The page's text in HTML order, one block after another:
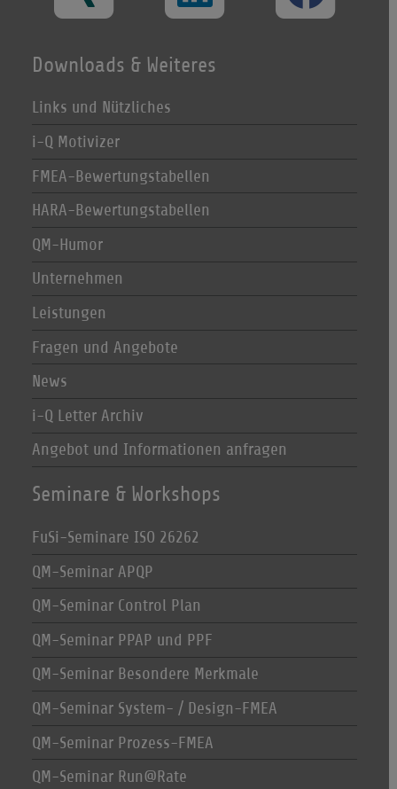
Downloads & Weiteres
Links und Nützliches
i-Q Motivizer
FMEA-Bewertungstabellen
HARA-Bewertungstabellen
QM-Humor
Unternehmen
Leistungen
Fragen und Angebote
News
i-Q Letter Archiv
Angebot und Informationen anfragen
Seminare & Workshops
FuSi-Seminare ISO 26262
QM-Seminar APQP
QM-Seminar Control Plan
QM-Seminar PPAP und PPF
QM-Seminar Besondere Merkmale
QM-Seminar System- / Design-FMEA
QM-Seminar Prozess-FMEA
QM-Seminar Run@Rate